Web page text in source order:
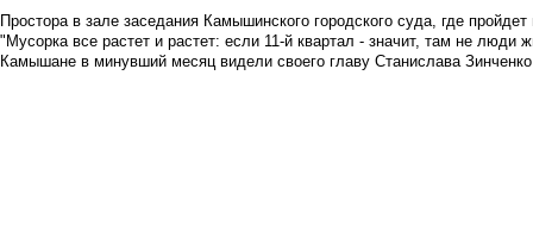
Простора в зале заседания Камышинского городского суда, где
"Мусорка все растет и растет: если 11-й квартал - значит, там не люди
Камышане в минувший месяц видели своего главу Станислава Зинченко